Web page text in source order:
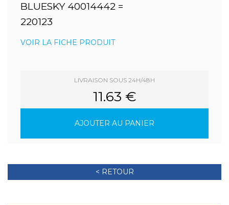
BLUESKY 40014442 =
220123
VOIR LA FICHE PRODUIT
LIVRAISON SOUS 24H/48H
11.63 €
AJOUTER AU PANIER
< RETOUR